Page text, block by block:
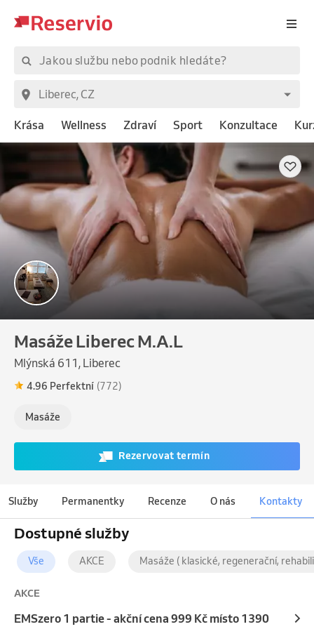
Krása Wellness Zdraví Sport Konzultace
Masáže Liberec M.A.L
Mlýnská 611, Liberec
4.96 Perfektní (772)
Masáže
Rezervovat termín
Služby Permanentky Recenze O nás Kontakty
Dostupné služby
Vše AKCE Masáže ( klasické, regenerační,
AKCE
EMSzero 1 partie - akční cena 999 Kč místo 1390